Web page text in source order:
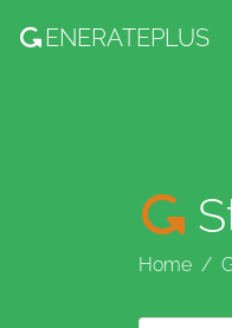
ENERATEPLUS
Home